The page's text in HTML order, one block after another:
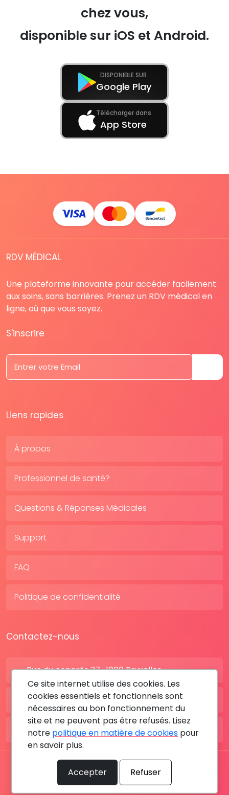
chez vous,
disponible sur iOS et Android.
DISPONIBLE SUR
Google Play
Télécharger dans
App Store
RDV MÉDICAL
Une plateforme innovante pour accéder facilement
aux soins, sans barrières. Prenez un RDV médical en
ligne, où que vous soyez.
S'inscrire
Liens rapides
À propos
Professionnel de santé?
Questions & Réponses Médicales
Support
FAQ
Politique de confidentialité
Contactez-nous
Rue du congrès 37 , 1000 Bruxelles
BE: +32 28080227
FR: +33 183642895
Tous les droits sont réservés © 2026 RDV MÉDICAL By
MediaSatCom
Ce site internet utilise des cookies. Les
cookies essentiels et fonctionnels sont
nécessaires au bon fonctionnement du
site et ne peuvent pas être refusés. Lisez
notre politique en matière de cookies pour
en savoir plus.
Accepter Refuser